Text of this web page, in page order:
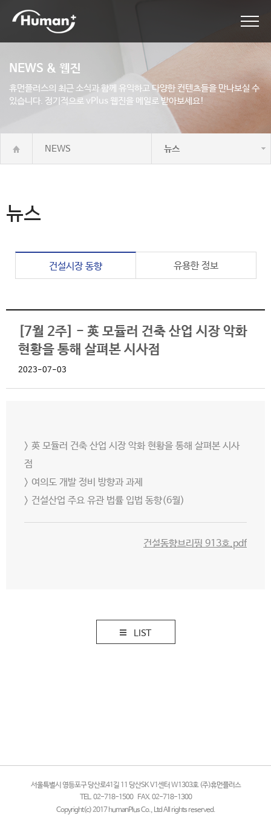
NEWS & 웹진
휴먼플러스의 최근 소식과 함께 유익하고 다양한 컨텐츠들을 만나보실 수
있습니다. 정기적으로 vPlus 웹진을 메일로 받아보세요!
NEWS 뉴스
뉴스
건설시장 동향 유용한 정보
[7월 2주] - 英 모듈러 건축 산업 시장 악화
현황을 통해 살펴본 시사점
2023-07-03
> 英 모듈러 건축 산업 시장 악화 현황을 통해 살펴본 시사
점
> 여의도 개발 정비 방향과 과제
> 건설산업 주요 유관 법률 입법 동향(6월)
건설동향브리핑 913호.pdf
LIST
서울특별시 영등포구 당산로41길 11 당산SK V1센터 W1303호 (주)휴먼플러스
TEL. 02-718-1500
FAX. 02-718-1300
Copyright(c) 2017 humanPlus Co., Ltd All rights reserved.